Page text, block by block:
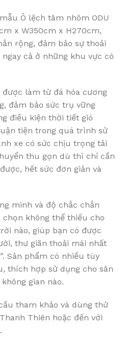
Ô lệch tâm nhôm ODU
x W350cm x H270cm,
rộng, đảm bảo sự thoải
cả ở những khu vực có
được làm từ đá hóa cương
đảm bảo sức trụ vững
điều kiện thời tiết gió
tiện trong quá trình sử
xe có sức chịu trọng tải
thu gọn dù thì chỉ cần
hết sức đơn giản và
minh và độ chắc chắn
chọn không thể thiếu cho
nào, giúp bạn có được
thư giãn thoải mái nhất
Sản phẩm có nhiều tùy
thích hợp sử dụng cho sân
gian nào.
tham khảo và dùng thử
Thiên hoặc đến với